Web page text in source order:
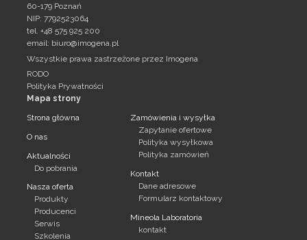
60-179 Poznań
NIP: 7792523064
tel. +48 575 925 200
email: biuro@imogena.pl
Wszystkie prawa zastrzeżone przez Imogena
RODO
Polityka Prywatności
Mapa strony
Strona główna
O nas
Aktualności
Do pobrania
Nasza oferta
Produkty
Producenci
Serwis
Szkolenia
Zamówienia i wysyłka
Zapytanie ofertowe
Polityka wysyłkowa
Polityka zamówień
Kontakt
Dane adresowe
Formularz kontaktowy
Mineola Laboratoria
kontakt